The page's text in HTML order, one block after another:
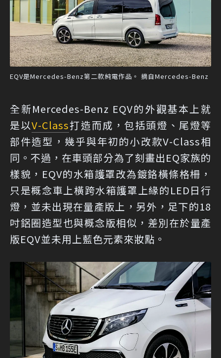
EQV是Mercedes-Benz第二款純電作品。 摘自Mercedes-Benz
全新Mercedes-Benz EQV的外觀基本上就
是以V-Class打造而成，包括頭燈、尾燈等
部件造型，幾乎與年初的小改款V-Class相
同。不過，在車頭部分為了刻畫出EQ家族的
樣貌，EQV的水箱護罩改為鍍鉻橫條格柵，
只是概念車上橫跨水箱護罩上緣的LED日行
燈，並未出現在量產版上，另外，足下的18
吋鋁圈造型也與概念版相似，差別在於量產
版EQV並未用上藍色元素來妝點。